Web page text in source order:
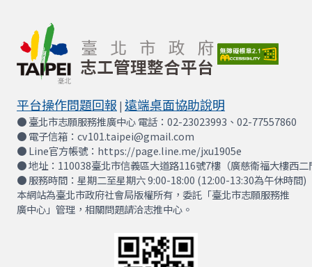
平台操作問題回報 | 遠端桌面協助說明
● 臺北市志願服務推廣中心 電話：02-23023993、02-77557860
● 電子信箱：cv101.taipei@gmail.com
● Line官方帳號：https://page.line.me/jxu1905e
● 地址：110038臺北市信義區大道路116號7樓（廣慈衛福大樓西二
● 服務時間：星期二至星期六 9:00-18:00 (12:00-13:30為午休時間)
本網站為臺北市政府社會局版權所有，委託「臺北市志願服務推
廣中心」管理，相關問題請洽志推中心。